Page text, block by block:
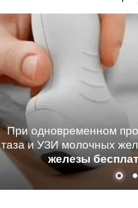
При одновременном
таза и УЗИ молочных
железы